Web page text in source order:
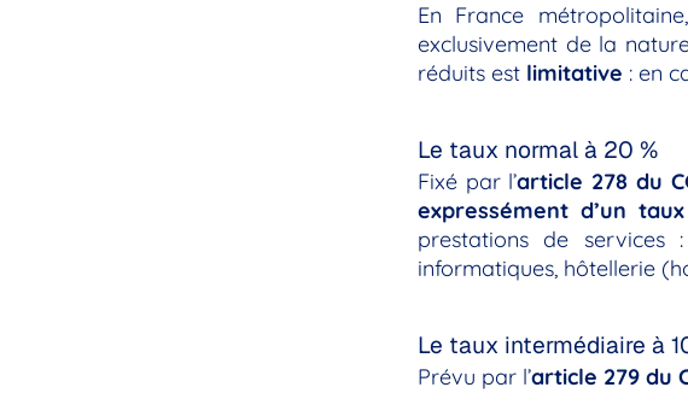
En France
exclusivement de la
réduits est limitative : en
Le taux normal à 20 %
Fixé par l’article 278 du
expressément d’un
prestations de services
informatiques, hôtellerie
Le taux intermédiaire à
Prévu par l’article 279 du